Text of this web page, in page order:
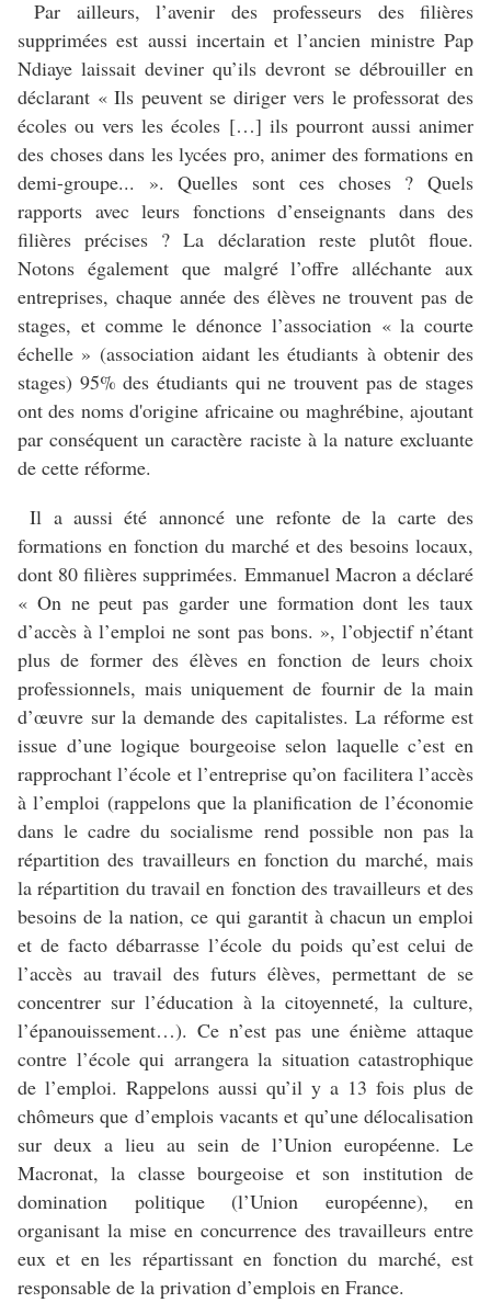
Par ailleurs, l’avenir des professeurs des filières
supprimées est aussi incertain et l’ancien ministre Pap
Ndiaye laissait deviner qu’ils devront se débrouiller en
déclarant « Ils peuvent se diriger vers le professorat des
écoles ou vers les écoles […] ils pourront aussi animer
des choses dans les lycées pro, animer des formations en
demi-groupe... ». Quelles sont ces choses ? Quels
rapports avec leurs fonctions d’enseignants dans des
filières précises ? La déclaration reste plutôt floue.
Notons également que malgré l’offre alléchante aux
entreprises, chaque année des élèves ne trouvent pas de
stages, et comme le dénonce l’association « la courte
échelle » (association aidant les étudiants à obtenir des
stages) 95% des étudiants qui ne trouvent pas de stages
ont des noms d'origine africaine ou maghrébine, ajoutant
par conséquent un caractère raciste à la nature excluante
de cette réforme.
Il a aussi été annoncé une refonte de la carte des
formations en fonction du marché et des besoins locaux,
dont 80 filières supprimées. Emmanuel Macron a déclaré
« On ne peut pas garder une formation dont les taux
d’accès à l’emploi ne sont pas bons. », l’objectif n’étant
plus de former des élèves en fonction de leurs choix
professionnels, mais uniquement de fournir de la main
d’œuvre sur la demande des capitalistes. La réforme est
issue d’une logique bourgeoise selon laquelle c’est en
rapprochant l’école et l’entreprise qu’on facilitera l’accès
à l’emploi (rappelons que la planification de l’économie
dans le cadre du socialisme rend possible non pas la
répartition des travailleurs en fonction du marché, mais
la répartition du travail en fonction des travailleurs et des
besoins de la nation, ce qui garantit à chacun un emploi
et de facto débarrasse l’école du poids qu’est celui de
l’accès au travail des futurs élèves, permettant de se
concentrer sur l’éducation à la citoyenneté, la culture,
l’épanouissement…). Ce n’est pas une énième attaque
contre l’école qui arrangera la situation catastrophique
de l’emploi. Rappelons aussi qu’il y a 13 fois plus de
chômeurs que d’emplois vacants et qu’une délocalisation
sur deux a lieu au sein de l’Union européenne. Le
Macronat, la classe bourgeoise et son institution de
domination politique (l’Union européenne), en
organisant la mise en concurrence des travailleurs entre
eux et en les répartissant en fonction du marché, est
responsable de la privation d’emplois en France.